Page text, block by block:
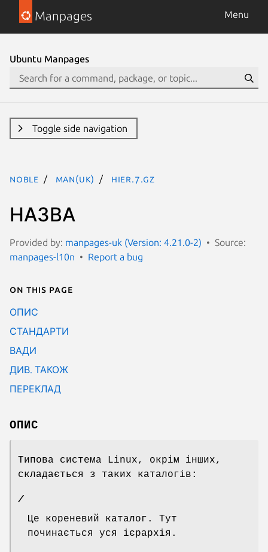
Manpages Menu
Ubuntu Manpages
Toggle side navigation
noble man(uk) hier.7.gz
НАЗВА
Provided by: manpages-uk (Version: 4.21.0-2)
Source:
manpages-l10n
Report a bug
On this page
ОПИС
СТАНДАРТИ
ВАДИ
ДИВ. ТАКОЖ
ПЕРЕКЛАД
ОПИС
Типова система Linux, окрім інших,
складається з таких каталогів:
/
Це кореневий каталог. Тут
починається уся ієрархія.